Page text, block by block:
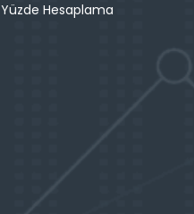
Yüzde Hesaplama